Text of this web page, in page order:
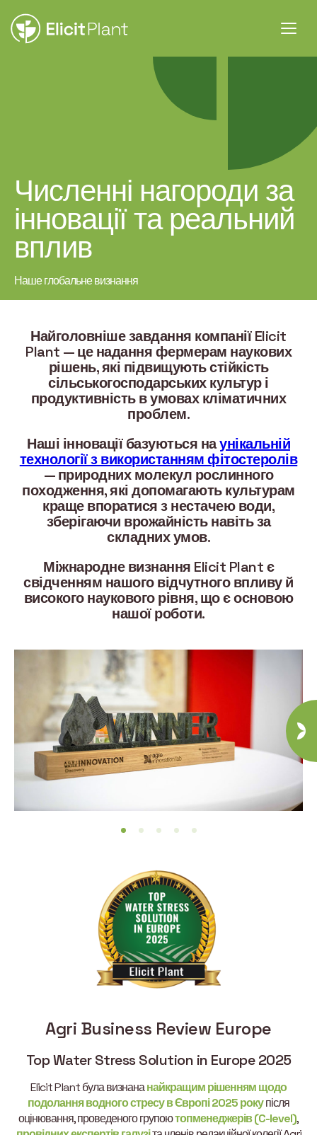
Численні нагороди за
інновації та реальний
вплив
Наше глобальне визнання
Найголовніше завдання компанії Elicit
Plant — це надання фермерам наукових
рішень, які підвищують стійкість
сільськогосподарських культур і
продуктивність в умовах кліматичних
проблем.
Наші інновації базуються наунікальній
технології з використанням фітостеролів
— природних молекул рослинного
походження, які допомагають культурам
краще впоратися з нестачею води,
зберігаючи врожайність навіть за
складних умов.
Міжнародне визнання Elicit Plant є
свідченням нашого відчутного впливу й
високого наукового рівня, що є основою
нашої роботи.
Agri Business Review Europe
Top Water Stress Solution in Europe 2025
Elicit Plant була визнананайкращим рішенням щодо
подолання водного стресу в Європі 2025 рокупісля
оцінювання, проведеного групоютопменеджерів (C-level),